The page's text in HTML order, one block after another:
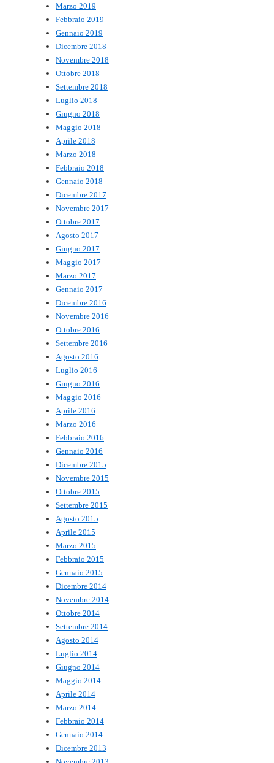
Marzo 2019
Febbraio 2019
Gennaio 2019
Dicembre 2018
Novembre 2018
Ottobre 2018
Settembre 2018
Luglio 2018
Giugno 2018
Maggio 2018
Aprile 2018
Marzo 2018
Febbraio 2018
Gennaio 2018
Dicembre 2017
Novembre 2017
Ottobre 2017
Agosto 2017
Giugno 2017
Maggio 2017
Marzo 2017
Gennaio 2017
Dicembre 2016
Novembre 2016
Ottobre 2016
Settembre 2016
Agosto 2016
Luglio 2016
Giugno 2016
Maggio 2016
Aprile 2016
Marzo 2016
Febbraio 2016
Gennaio 2016
Dicembre 2015
Novembre 2015
Ottobre 2015
Settembre 2015
Agosto 2015
Aprile 2015
Marzo 2015
Febbraio 2015
Gennaio 2015
Dicembre 2014
Novembre 2014
Ottobre 2014
Settembre 2014
Agosto 2014
Luglio 2014
Giugno 2014
Maggio 2014
Aprile 2014
Marzo 2014
Febbraio 2014
Gennaio 2014
Dicembre 2013